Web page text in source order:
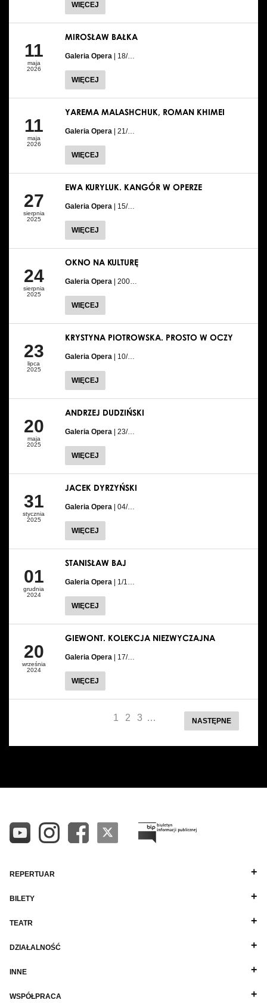
WIĘCEJ
11
maja
2026
MIROSŁAW BAŁKA
Galeria Opera | 18/…
WIĘCEJ
11
maja
2026
YAREMA MALASHCHUK, ROMAN KHIMEI
Galeria Opera | 21/…
WIĘCEJ
27
sierpnia
2025
EWA KURYLUK. KANGÓR W OPERZE
Galeria Opera | 15/…
WIĘCEJ
24
sierpnia
2025
OKNO NA KULTURĘ
Galeria Opera | 200…
WIĘCEJ
23
lipca
2025
KRYSTYNA PIOTROWSKA. PROSTO W OCZY
Galeria Opera | 10/…
WIĘCEJ
20
maja
2025
ANDRZEJ DUDZIŃSKI
Galeria Opera | 23/…
WIĘCEJ
31
stycznia
2025
JACEK DYRZYŃSKI
Galeria Opera | 04/…
WIĘCEJ
01
grudnia
2024
STANISŁAW BAJ
Galeria Opera | 1/1…
WIĘCEJ
20
września
2024
GIEWONT. KOLEKCJA NIEZWYCZAJNA
Galeria Opera | 17/…
WIĘCEJ
1 2 3 … NASTĘPNE
REPERTUAR
BILETY
TEATR
DZIAŁALNOŚĆ
INNE
WSPÓŁPRACA